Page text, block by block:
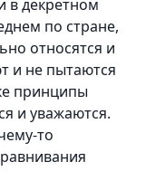
в декретном
по стране,
относятся и
и не пытаются
принципы
и уважаются.
то